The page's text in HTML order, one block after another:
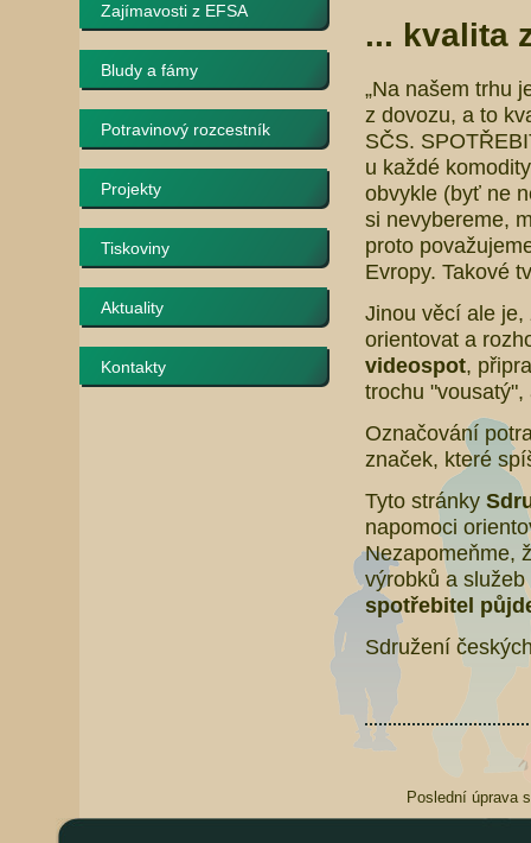
Zajímavosti z EFSA
Bludy a fámy
Potravinový rozcestník
Projekty
Tiskoviny
Aktuality
Kontakty
... kvalita
„Na našem trhu
z dovozu, a to
SČS.
u každé
obvykle (byť ne
si nevybereme,
proto
Evropy. Takové
Jinou věcí ale je,
orientovat a
videospot,
trochu
Označování
značek, které
Tyto stránky
napomoci
Nezapomeňme,
výrobků a
spotřebitel
Sdružení
Poslední úprava